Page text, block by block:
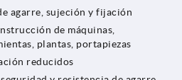
agarre, sujeción y fijación
de máquinas,
plantas, portapiezas
reducidos